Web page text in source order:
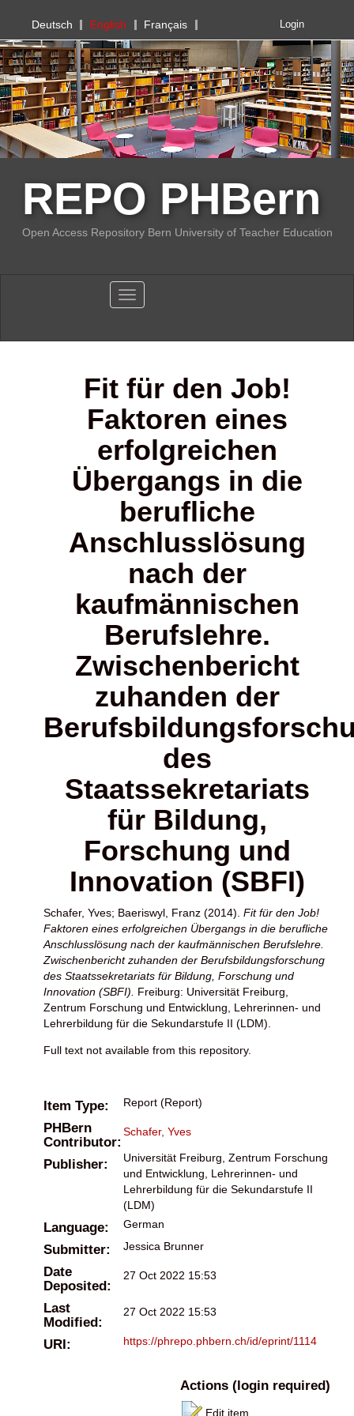
PHBern
Deutsch English Français Login
REPO PHBern
Open Access Repository Bern University of Teacher Education
Toggle navigation
Fit für den Job!
Faktoren eines
erfolgreichen
Übergangs in die
berufliche
Anschlusslösung
nach der
kaufmännischen
Berufslehre.
Zwischenbericht
zuhanden der
des
Staatssekretariats
für Bildung,
Forschung und
Innovation (SBFI)
Schafer, Yves; Baeriswyl, Franz (2014). Fit für den Job!
Faktoren eines erfolgreichen Übergangs in die berufliche
Anschlusslösung nach der kaufmännischen Berufslehre.
Zwischenbericht zuhanden der Berufsbildungsforschung
des Staatssekretariats für Bildung, Forschung und
Innovation (SBFI). Freiburg: Universität Freiburg,
Zentrum Forschung und Entwicklung, Lehrerinnen- und
Lehrerbildung für die Sekundarstufe II (LDM).
Full text not available from this repository.
Item Type: Report (Report)
PHBern
Contributor:
Schafer, Yves
Publisher:
Universität Freiburg, Zentrum Forschung
und Entwicklung, Lehrerinnen- und
Lehrerbildung für die Sekundarstufe II
(LDM)
Language: German
Submitter: Jessica Brunner
Date
Deposited:
27 Oct 2022 15:53
Last
Modified:
27 Oct 2022 15:53
URI: https://phrepo.phbern.ch/id/eprint/1114
Actions (login required)
Edit item